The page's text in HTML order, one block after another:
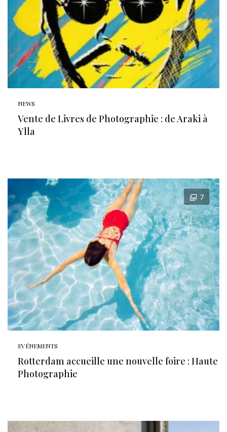
NEWS
Vente de Livres de Photographie : de Araki à
Ylla
7
EVÉNEMENTS
Rotterdam accueille une nouvelle foire : Haute
Photographie